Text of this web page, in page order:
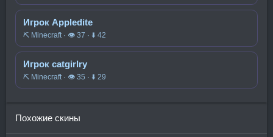
Игрок Appledite
⛏️ Minecraft · 👁 37 · ⬇ 42
Игрок catgirlry
⛏️ Minecraft · 👁 35 · ⬇ 29
Похожие скины